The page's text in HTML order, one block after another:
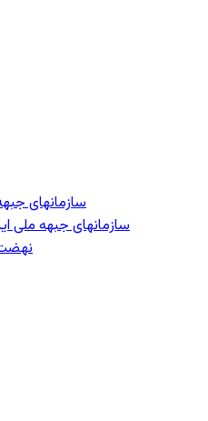
- سازمانهای
- سازمانهای جبهه ملی
-